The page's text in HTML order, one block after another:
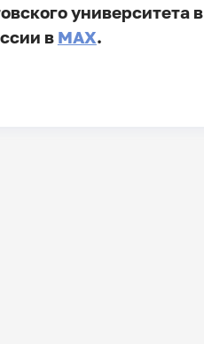
университета в
в MAX.